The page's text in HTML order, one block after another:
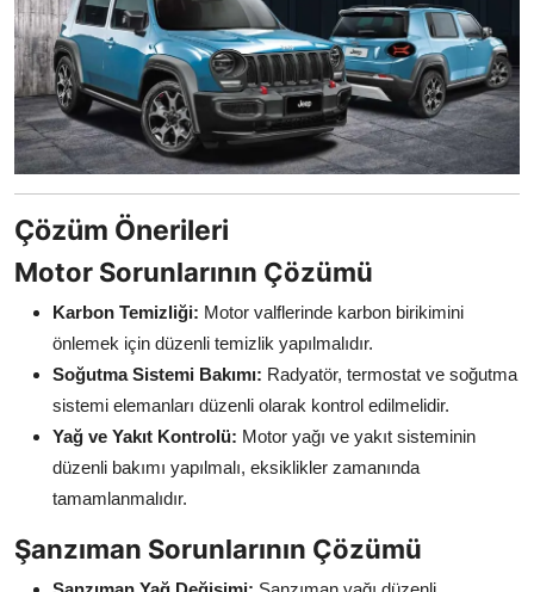
Çözüm Önerileri
Motor Sorunlarının Çözümü
Karbon Temizliği: Motor valflerinde karbon birikimini
önlemek için düzenli temizlik yapılmalıdır.
Soğutma Sistemi Bakımı: Radyatör, termostat ve soğutma
sistemi elemanları düzenli olarak kontrol edilmelidir.
Yağ ve Yakıt Kontrolü: Motor yağı ve yakıt sisteminin
düzenli bakımı yapılmalı, eksiklikler zamanında
tamamlanmalıdır.
Şanzıman Sorunlarının Çözümü